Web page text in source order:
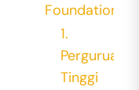
Foundation?
1.
Perguruan
Tinggi